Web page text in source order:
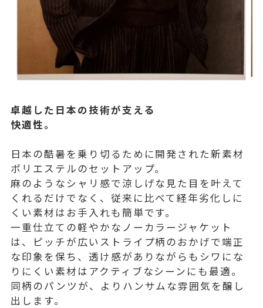
卓越した日本の技術が支える
快適性。
日本の酷暑を乗り切るために開発された新素材
ポリエステルのセットアップ。
麻のようなシャリ感で涼しげな見た目を叶えて
くれるだけでなく、従来に比べて経年劣化しに
くい素材はお手入れも簡単です。
一重仕立ての軽やかなノーカラージャケット
は、ピッチが広いストライプ柄のおかげで端正
な印象を保ち、透け感がありながらもシワにな
りにくい素材はアクティブなシーンにも最適。
同柄のパンツが、よりハンサムな雰囲気を醸し
出します。